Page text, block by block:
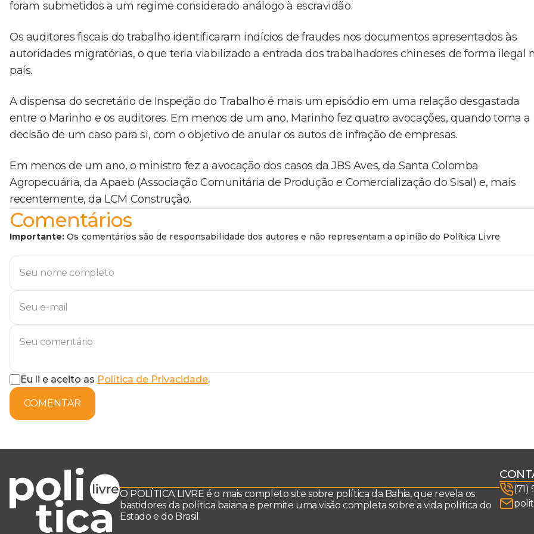
foram submetidos a um regime considerado análogo à escravidão.
Os auditores fiscais do trabalho identificaram indícios de fraudes nos documentos apresentados às
autoridades migratórias, o que teria viabilizado a entrada dos trabalhadores chineses de forma ilegal
país.
A dispensa do secretário de Inspeção do Trabalho é mais um episódio em uma relação desgastada
entre o Marinho e os auditores. Em menos de um ano, Marinho fez quatro avocações, quando toma a
decisão de um caso para si, com o objetivo de anular os autos de infração de empresas.
Em menos de um ano, o ministro fez a avocação dos casos da JBS Aves, da Santa Colomba
Agropecuária, da Apaeb (Associação Comunitária de Produção e Comercialização do Sisal) e, mais
recentemente, da LCM Construção.
Comentários
Importante: Os comentários são de responsabilidade dos autores e não representam a opinião do Política Livre
Eu li e aceito as Política de Privacidade.
COMENTAR
O POLÍTICA LIVRE é o mais completo site sobre política da Bahia, que revela os
bastidores da política baiana e permite uma visão completa sobre a vida política do
Estado e do Brasil.
(71)